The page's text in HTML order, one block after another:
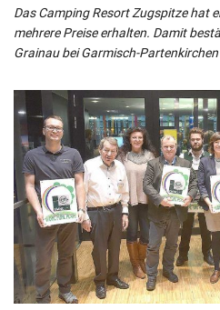
Das Camping Resort Zugspitze hat
mehrere Preise erhalten. Damit
Grainau bei Garmisch-